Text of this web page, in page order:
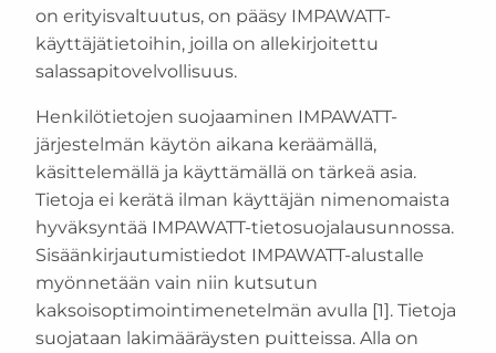
on erityisvaltuutus, on pääsy IMPAWATT-
käyttäjätietoihin, joilla on allekirjoitettu
salassapitovelvollisuus.
Henkilötietojen suojaaminen IMPAWATT-
järjestelmän käytön aikana keräämällä,
käsittelemällä ja käyttämällä on tärkeä asia.
Tietoja ei kerätä ilman käyttäjän nimenomaista
hyväksyntää IMPAWATT-tietosuojalausunnossa.
Sisäänkirjautumistiedot IMPAWATT-alustalle
myönnetään vain niin kutsutun
kaksoisoptimointimenetelmän avulla [1]. Tietoja
suojataan lakimääräysten puitteissa. Alla on